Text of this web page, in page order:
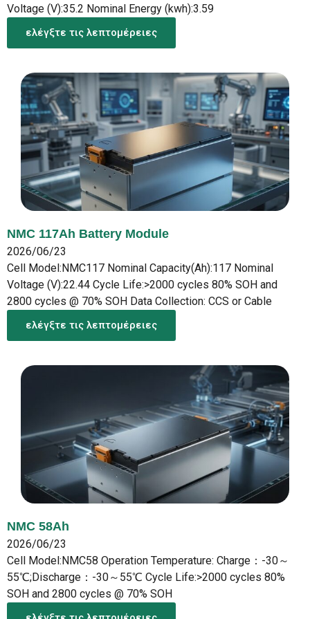
Voltage (V):35.2 Nominal Energy (kwh):3.59
ελέγξτε τις λεπτομέρειες
NMC 117Ah Battery Module
2026/06/23
Cell Model:NMC117 Nominal Capacity(Ah):117 Nominal
Voltage (V):22.44 Cycle Life:>2000 cycles 80% SOH and
2800 cycles @ 70% SOH Data Collection: CCS or Cable
ελέγξτε τις λεπτομέρειες
NMC 58Ah
2026/06/23
Cell Model:NMC58 Operation Temperature: Charge：-30～
55℃;Discharge：-30～55℃ Cycle Life:>2000 cycles 80%
SOH and 2800 cycles @ 70% SOH